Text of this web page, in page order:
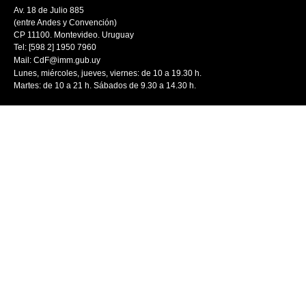
Av. 18 de Julio 885
(entre Andes y Convención)
CP 11100. Montevideo. Uruguay
Tel: [598 2] 1950 7960
Mail: CdF@imm.gub.uy
Lunes, miércoles, jueves, viernes: de 10 a 19.30 h.
Martes: de 10 a 21 h. Sábados de 9.30 a 14.30 h.